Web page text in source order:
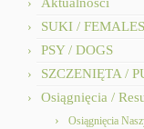
Aktualności
SUKI / FEMALES
PSY / DOGS
SZCZENIĘTA /
Osiągnięcia /
Osiągnięcia